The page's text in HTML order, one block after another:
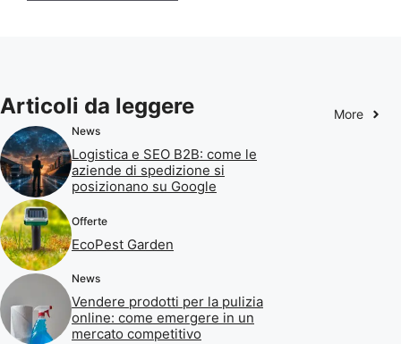
Articoli da leggere More
News
Logistica e SEO B2B: come le
aziende di spedizione si
posizionano su Google
Offerte
EcoPest Garden
News
Vendere prodotti per la pulizia
online: come emergere in un
mercato competitivo